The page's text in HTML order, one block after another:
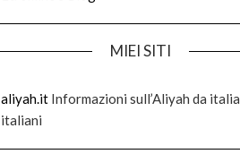
MIEI SITI
aliyah.itInformazioni sull’Aliyah da
italiani